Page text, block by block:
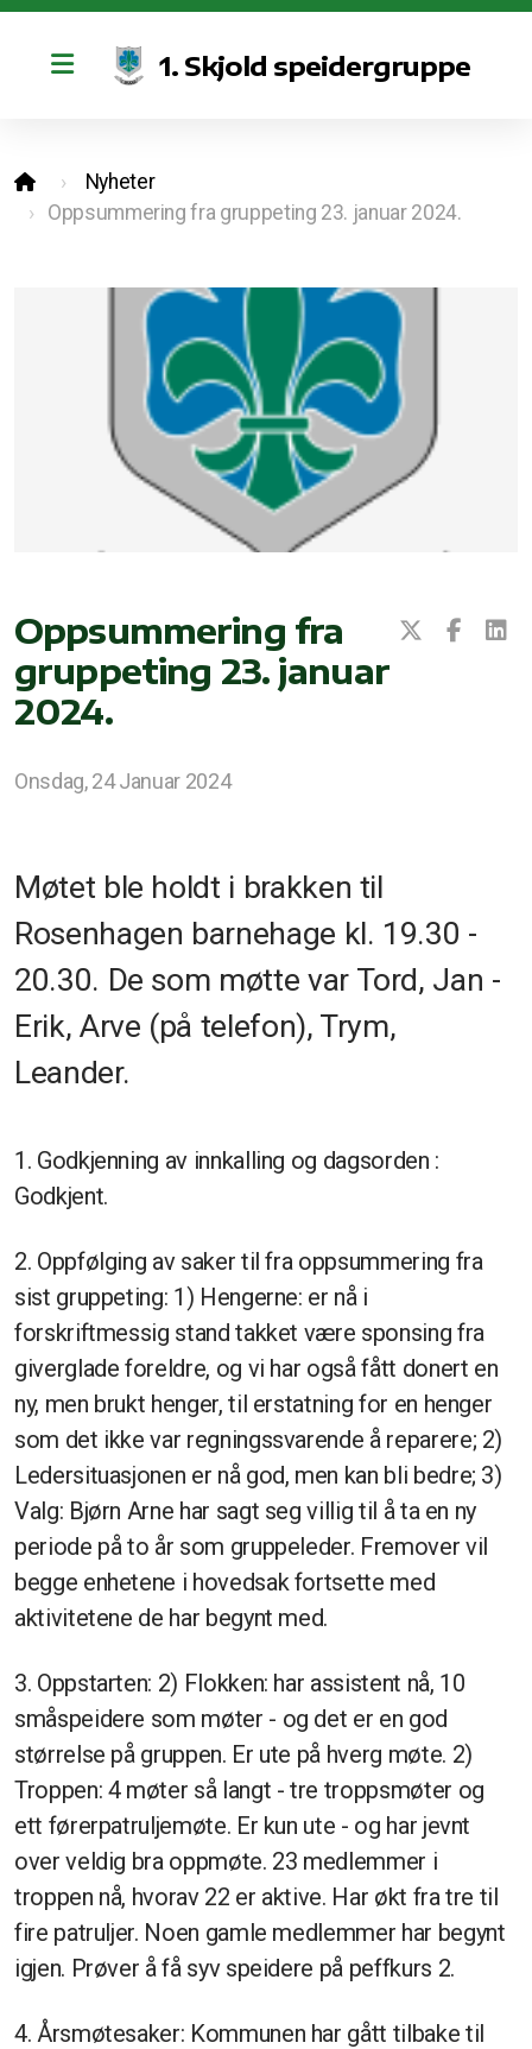
1. Skjold speidergruppe
Nyheter
Oppsummering fra gruppeting 23. januar 2024.
Oppsummering fra
gruppeting 23. januar
2024.
Onsdag, 24 Januar 2024
Møtet ble holdt i brakken til
Rosenhagen barnehage kl. 19.30 -
20.30. De som møtte var Tord, Jan -
Erik, Arve (på telefon), Trym,
Leander.
1. Godkjenning av innkalling og dagsorden :
Godkjent.
2. Oppfølging av saker til fra oppsummering fra
sist gruppeting: 1) Hengerne: er nå i
forskriftmessig stand takket være sponsing fra
giverglade foreldre, og vi har også fått donert en
ny, men brukt henger, til erstatning for en henger
som det ikke var regningssvarende å reparere; 2)
Ledersituasjonen er nå god, men kan bli bedre; 3)
Valg: Bjørn Arne har sagt seg villig til å ta en ny
periode på to år som gruppeleder. Fremover vil
begge enhetene i hovedsak fortsette med
aktivitetene de har begynt med.
3. Oppstarten: 2) Flokken: har assistent nå, 10
småspeidere som møter - og det er en god
størrelse på gruppen. Er ute på hverg møte. 2)
Troppen: 4 møter så langt - tre troppsmøter og
ett førerpatruljemøte. Er kun ute - og har jevnt
over veldig bra oppmøte. 23 medlemmer i
troppen nå, hvorav 22 er aktive. Har økt fra tre til
fire patruljer. Noen gamle medlemmer har begynt
igjen. Prøver å få syv speidere på peffkurs 2.
4. Årsmøtesaker: Kommunen har gått tilbake til
Vedtekter